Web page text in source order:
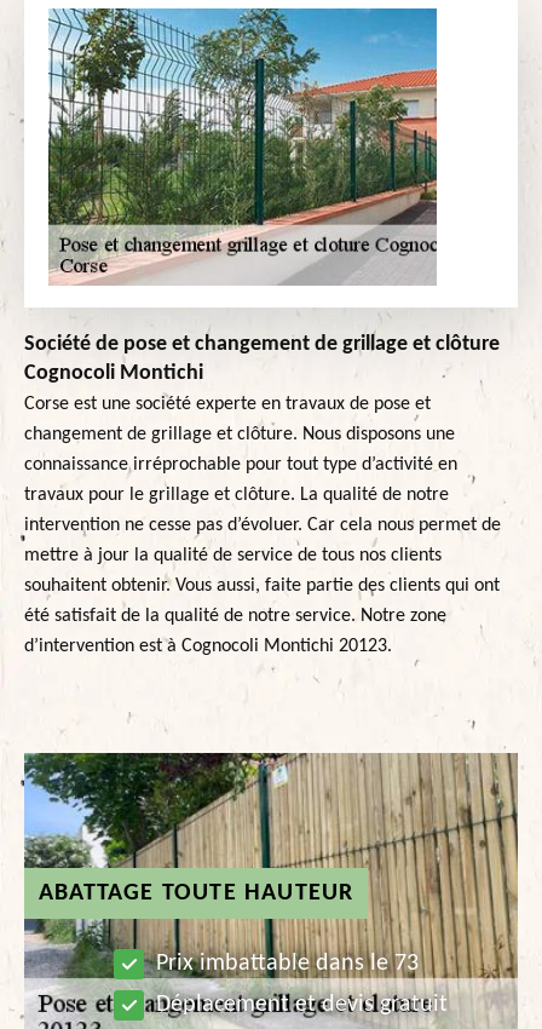
ABATTAGE TOUTE HAUTEUR
Prix imbattable dans le 73
Déplacement et devis gratuit
Société de pose et changement de grillage et clôture
Cognocoli Montichi
Corse est une société experte en travaux de pose et
changement de grillage et clôture. Nous disposons une
connaissance irréprochable pour tout type d’activité en
travaux pour le grillage et clôture. La qualité de notre
intervention ne cesse pas d’évoluer. Car cela nous permet de
mettre à jour la qualité de service de tous nos clients
souhaitent obtenir. Vous aussi, faite partie des clients qui ont
été satisfait de la qualité de notre service. Notre zone
d’intervention est à Cognocoli Montichi 20123.